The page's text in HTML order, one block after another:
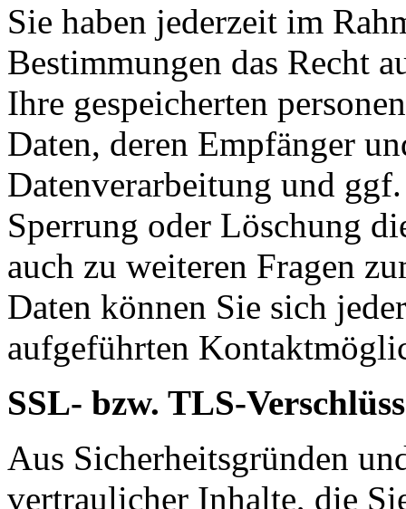
Sie haben jederzeit im
Bestimmungen das Recht
Ihre gespeicherten
Daten, deren Empfänger
Datenverarbeitung und
Sperrung oder Löschung
auch zu weiteren Fragen
Daten können Sie sich
aufgeführten
SSL- bzw. TLS-
Aus Sicherheitsgründen
vertraulicher Inhalte, die